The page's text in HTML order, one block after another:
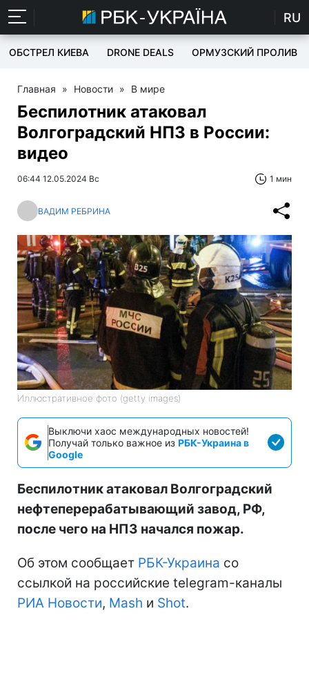
RU
ОБСТРЕЛ КИЕВА DRONE DEALS ОРМУЗСКИЙ ПРОЛИВ
Главная » Новости » В мире
Беспилотник атаковал
Волгоградский НПЗ в России:
видео
06:44 12.05.2024 Вс 1 мин
ВАДИМ РЕБРИНА
Иллюстративное фото (getty images)
Выключи хаос международных новостей!
Получай только важное из РБК-Украина в
Google
Беспилотник атаковал Волгоградский
нефтеперерабатывающий завод, РФ,
после чего на НПЗ начался пожар.
Об этом сообщает РБК-Украина со
ссылкой на российские telegram-каналы
РИА Новости, Mash и Shot.